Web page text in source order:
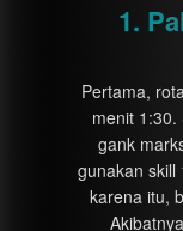
1.
Pertama,
menit
gank
gunakan skill
karena itu,